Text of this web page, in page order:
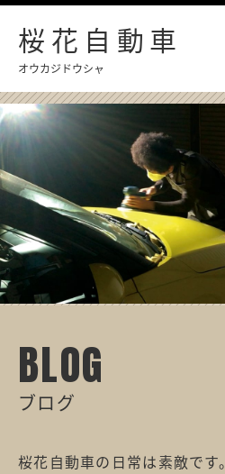
桜花自動車
オウカジドウシャ
BLOG
ブログ
桜花自動車の日常は素敵です。